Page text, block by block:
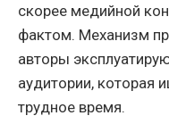
скорее медийной
фактом. Механизм
авторы
аудитории, которая
трудное время.